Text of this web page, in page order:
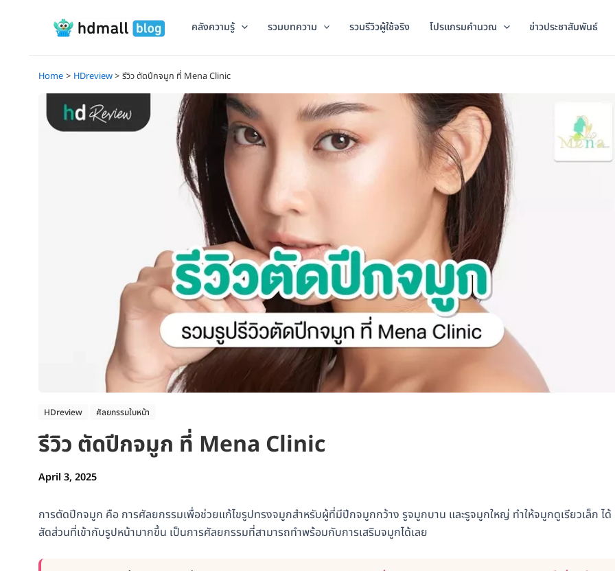
คลังความรู้ รวมบทความ รวมรีวิวผู้ใช้จริง โปรแกรมคำนวณ ข่าวประชาสัมพันธ์
Home HDreview รีวิว ตัดปีกจมูก ที่ Mena Clinic
HDreview ศัลยกรรมใบหน้า
รีวิว ตัดปีกจมูก ที่ Mena Clinic
April 3, 2025
การตัดปีกจมูก คือ การศัลยกรรมเพื่อช่วยแก้ไขรูปทรงจมูกสำหรับผู้ที่มีปีกจมูกกว้าง รูจมูกบาน และรูจมูกใหญ่ ทำให้จมูกดูเรียวเล็ก ได้
สัดส่วนที่เข้ากับรูปหน้ามากขึ้น เป็นการศัลยกรรมที่สามารถทำพร้อมกับการเสริมจมูกได้เลย